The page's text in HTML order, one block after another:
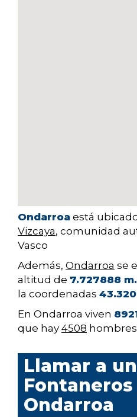
Ondarroa está
Vizcaya, comunidad
Vasco
Además, Ondarroa se
altitud de 7.727888 m.
la coordenadas
En Ondarroa viven
que hay 4508
Llamar a un
Ondarroa